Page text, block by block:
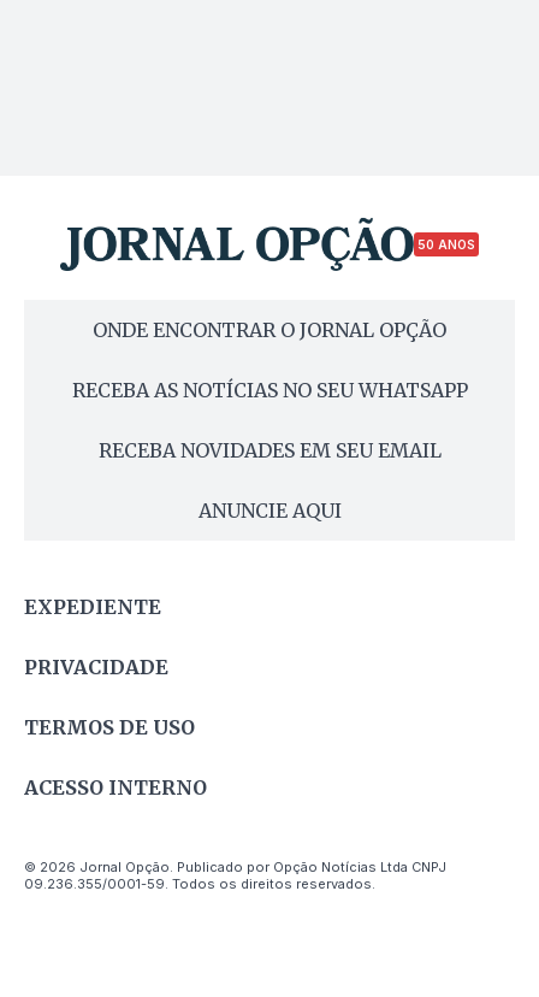
50 ANOS
ONDE ENCONTRAR O JORNAL OPÇÃO
RECEBA AS NOTÍCIAS NO SEU WHATSAPP
RECEBA NOVIDADES EM SEU EMAIL
ANUNCIE AQUI
EXPEDIENTE
PRIVACIDADE
TERMOS DE USO
ACESSO INTERNO
© 2026 Jornal Opção. Publicado por Opção Notícias Ltda CNPJ
09.236.355/0001-59. Todos os direitos reservados.